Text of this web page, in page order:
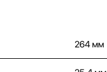
264 мм